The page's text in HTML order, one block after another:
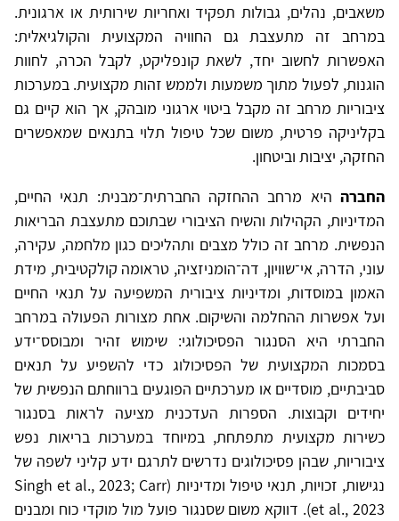
משאבים, נהלים, גבולות תפקיד ואחריות שירותית או ארגונית.
במרחב זה מתעצבת גם החוויה המקצועית והקולגיאלית:
האפשרות לחשוב יחד, לשאת קונפליקט, לקבל הכרה, לחוות
הוגנות, לפעול מתוך משמעות ולממש זהות מקצועית. במערכות
ציבוריות מרחב זה מקבל ביטוי ארגוני מובהק, אך הוא קיים גם
בקליניקה פרטית, משום שכל טיפול תלוי בתנאים שמאפשרים
החזקה, יציבות וביטחון.
החברה היא מרחב ההחזקה החברתית־מבנית: תנאי החיים,
המדיניות, הקהילות והשיח הציבורי שבתוכם מתעצבת הבריאות
הנפשית. מרחב זה כולל מצבים ותהליכים כגון מלחמה, עקירה,
עוני, הדרה, אי־שוויון, דה־הומניזציה, טראומה קולקטיבית, מידת
האמון במוסדות, ומדיניות ציבורית המשפיעה על תנאי החיים
ועל אפשרות ההחלמה והשיקום. אחת מצורות הפעולה במרחב
החברתי היא הסנגור הפסיכולוגי: שימוש זהיר ומבוסס־ידע
בסמכות המקצועית של הפסיכולוג כדי להשפיע על תנאים
סביבתיים, מוסדיים או מערכתיים הפוגעים ברווחתם הנפשית של
יחידים וקבוצות. הספרות העדכנית מציעה לראות בסנגור
כשירות מקצועית מתפתחת, במיוחד במערכות בריאות נפש
ציבוריות, שבהן פסיכולוגים נדרשים לתרגם ידע קליני לשפה של
נגישות, זכויות, תנאי טיפול ומדיניות (Singh et al., 2023; Carr
et al., 2023). דווקא משום שסנגור פועל מול מוקדי כוח ומבנים